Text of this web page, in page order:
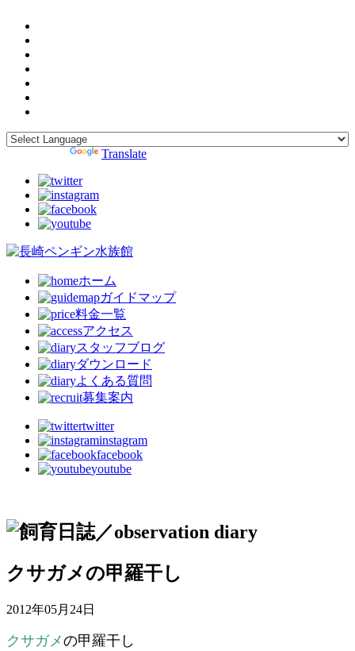
Translate
ホーム
ガイドマップ
料金一覧
アクセス
スタッフブログ
ダウンロード
よくある質問
募集案内
twitter
instagram
facebook
youtube
クサガメの甲羅干し
2012年05月24日
クサガメの甲羅干し